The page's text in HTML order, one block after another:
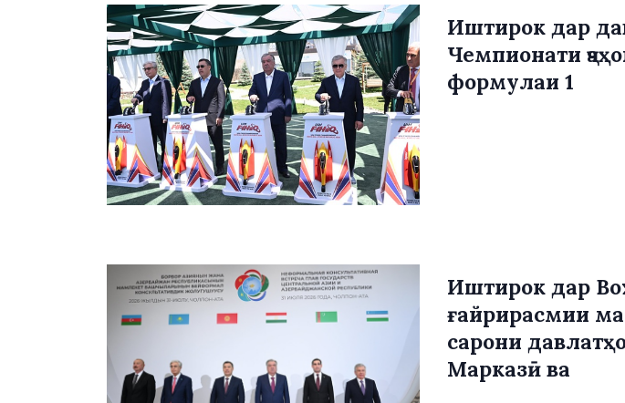
Иштирок дар
Чемпионати
формулаи 1
Иштирок дар
ғайрирасмии
сарони
Марказӣ ва